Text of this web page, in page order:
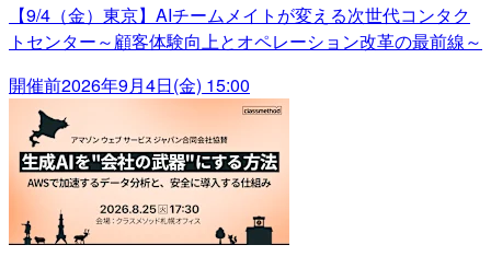
【9/4（金）東京】AIチームメイトが変える次世代コンタク
トセンター～顧客体験向上とオペレーション改革の最前線～
開催前2026年9月4日(金) 15:00